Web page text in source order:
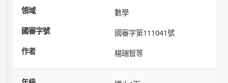
數學
國審字第111041號
楊瑞智等